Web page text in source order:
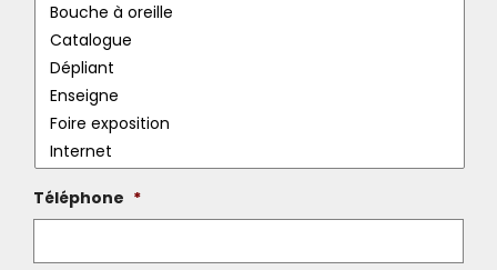
Téléphone *